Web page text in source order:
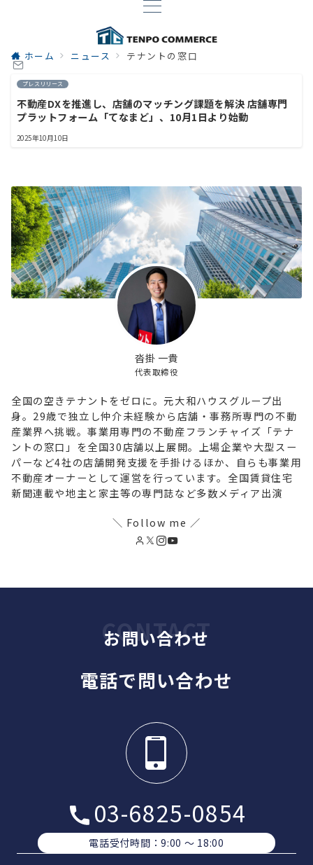
ホーム ニュース テナントの窓口
プレスリリース
不動産DXを推進し、店舗のマッチング課題を解決 店舗専門
プラットフォーム「てなまど」、10月1日より始動
2025年10月10日
沓掛 一貴
代表取締役
全国の空きテナントをゼロに。元大和ハウスグループ出
身。29歳で独立し仲介未経験から店舗・事務所専門の不動
産業界へ挑戦。事業用専門の不動産フランチャイズ「テナ
ントの窓口」を全国30店舗以上展開。上場企業や大型スー
パーなど4社の店舗開発支援を手掛けるほか、自らも事業用
不動産オーナーとして運営を行っています。全国賃貸住宅
新聞連載や地主と家主等の専門誌など多数メディア出演
＼ Follow me ／
お問い合わせ
電話で問い合わせ
03-6825-0854
電話受付時間：9:00 〜 18:00